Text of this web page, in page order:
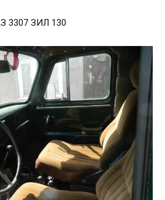
3307 ЗИЛ 130